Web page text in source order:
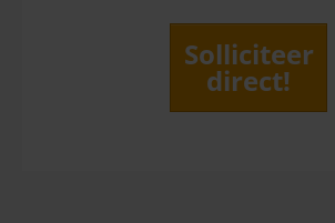
Solliciteer
direct!